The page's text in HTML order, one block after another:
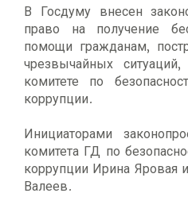
В Госдуму внесен
право на получение
помощи гражданам,
чрезвычайных
комитете по
коррупции.
Инициаторами
комитета ГД по
коррупции Ирина Яровая
Валеев.